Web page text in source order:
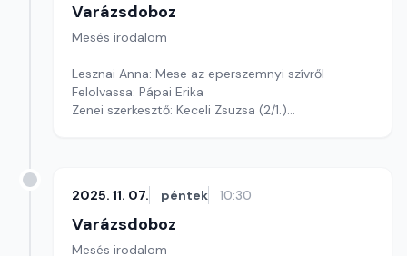
Varázsdoboz
Mesés irodalom
Lesznai Anna: Mese az eperszemnyi szívről
Felolvassa: Pápai Erika
Zenei szerkesztő: Keceli Zsuzsa (2/1.)
2025. 11. 07. péntek 10:30
Varázsdoboz
Mesés irodalom